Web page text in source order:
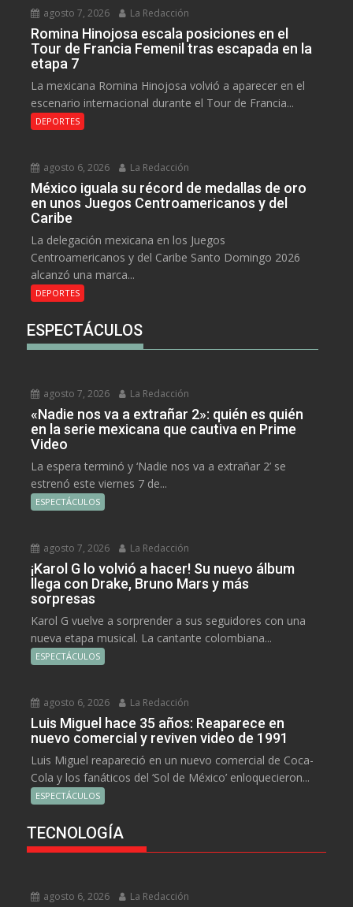
agosto 7, 2026 La Redacción
Romina Hinojosa escala posiciones en el
Tour de Francia Femenil tras escapada en la
etapa 7
La mexicana Romina Hinojosa volvió a aparecer en el
escenario internacional durante el Tour de Francia...
DEPORTES
agosto 6, 2026 La Redacción
México iguala su récord de medallas de oro
en unos Juegos Centroamericanos y del
Caribe
La delegación mexicana en los Juegos
Centroamericanos y del Caribe Santo Domingo 2026
alcanzó una marca...
DEPORTES
ESPECTÁCULOS
agosto 7, 2026 La Redacción
«Nadie nos va a extrañar 2»: quién es quién
en la serie mexicana que cautiva en Prime
Video
La espera terminó y ‘Nadie nos va a extrañar 2’ se
estrenó este viernes 7 de...
ESPECTÁCULOS
agosto 7, 2026 La Redacción
¡Karol G lo volvió a hacer! Su nuevo álbum
llega con Drake, Bruno Mars y más
sorpresas
Karol G vuelve a sorprender a sus seguidores con una
nueva etapa musical. La cantante colombiana...
ESPECTÁCULOS
agosto 6, 2026 La Redacción
Luis Miguel hace 35 años: Reaparece en
nuevo comercial y reviven video de 1991
Luis Miguel reapareció en un nuevo comercial de Coca-
Cola y los fanáticos del ‘Sol de México’ enloquecieron...
ESPECTÁCULOS
TECNOLOGÍA
agosto 6, 2026 La Redacción